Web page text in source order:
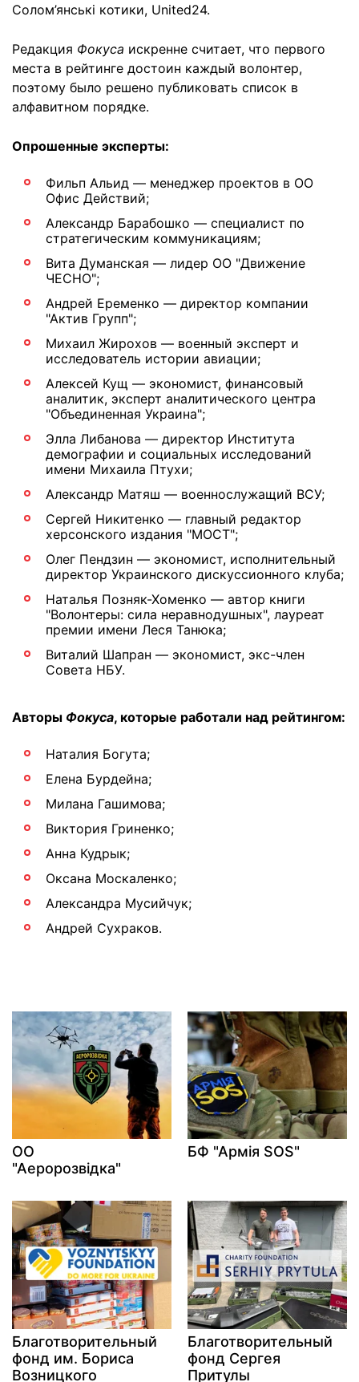
Солом’янські котики, United24.
Редакция Фокуса искренне считает, что первого
места в рейтинге достоин каждый волонтер,
поэтому было решено публиковать список в
алфавитном порядке.
Опрошенные эксперты:
Фильп Альид — менеджер проектов в ОО
Офис Действий;
Александр Барабошко — специалист по
стратегическим коммуникациям;
Вита Думанская — лидер ОО "Движение
ЧЕСНО";
Андрей Еременко — директор компании
"Актив Групп";
Михаил Жирохов — военный эксперт и
исследователь истории авиации;
Алексей Кущ — экономист, финансовый
аналитик, эксперт аналитического центра
"Объединенная Украина";
Элла Либанова — директор Института
демографии и социальных исследований
имени Михаила Птухи;
Александр Матяш — военнослужащий ВСУ;
Сергей Никитенко — главный редактор
херсонского издания "МОСТ";
Олег Пендзин — экономист, исполнительный
директор Украинского дискуссионного клуба;
Наталья Позняк-Хоменко — автор книги
"Волонтеры: сила неравнодушных", лауреат
премии имени Леся Танюка;
Виталий Шапран — экономист, экс-член
Совета НБУ.
Авторы Фокуса, которые работали над рейтингом:
Наталия Богута;
Елена Бурдейна;
Милана Гашимова;
Виктория Гриненко;
Анна Кудрык;
Оксана Москаленко;
Александра Мусийчук;
Андрей Сухраков.
ОО
"Аеророзвідка"
БФ "Армія SOS"
Благотворительный
фонд им. Бориса
Возницкого
Благотворительный
фонд Сергея
Притулы